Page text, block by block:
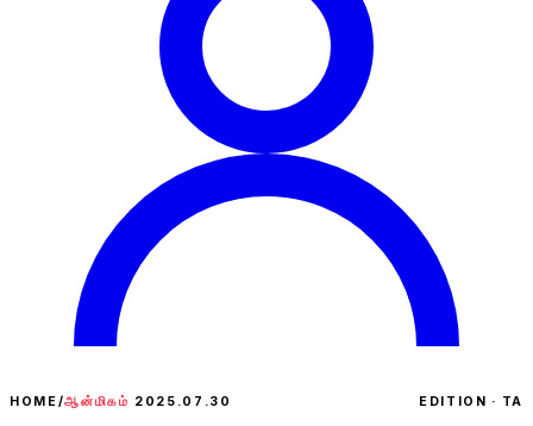
HOME/ஆன்மிகம் 2025.07.30 EDITION · TA